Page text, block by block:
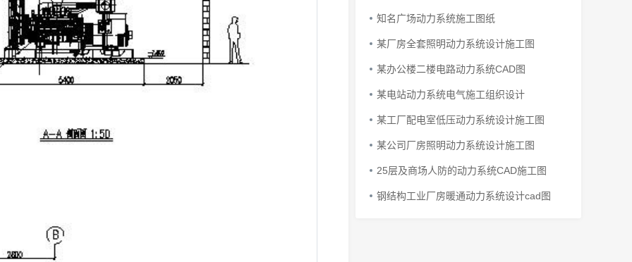
知名广场动力系统施工图纸
某厂房全套照明动力系统设计施工图
某办公楼二楼电路动力系统CAD图
某电站动力系统电气施工组织设计
某工厂配电室低压动力系统设计施工图
某公司厂房照明动力系统设计施工图
25层及商场人防的动力系统CAD施工图
钢结构工业厂房暖通动力系统设计cad图